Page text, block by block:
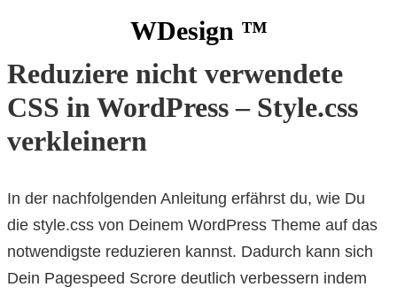
WDesign ™
Reduziere nicht verwendete
CSS in WordPress – Style.css
verkleinern
In der nachfolgenden Anleitung erfährst du, wie Du
die style.css von Deinem WordPress Theme auf das
notwendigste reduzieren kannst. Dadurch kann sich
Dein Pagespeed Scrore deutlich verbessern indem